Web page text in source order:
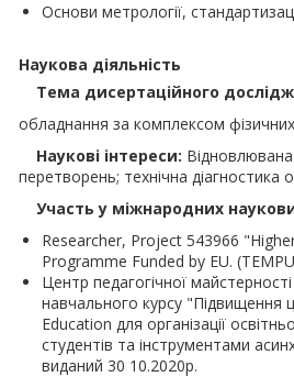
Основи метрології,
Наукова діяльність
Тема дисертаційного
обладнання за комплексом
Наукові інтереси:
перетворень; технічна діагностика
Участь у міжнародних
Researcher, Project 543966
Programme Funded by EU.
Центр педагогічної
навчального курсу "Підвищення
Education для організації
студентів та інструментами
виданий 30 10.2020р.